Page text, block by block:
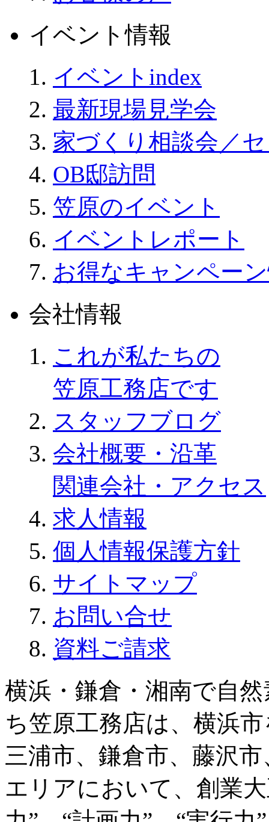
イベント情報
イベントindex
最新現場見学会
家づくり相談会／
OB邸訪問
笠原のイベント
イベントレポート
お得なキャンペー
会社情報
これが私たちの
笠原工務店です
スタッフブログ
会社概要・沿革
関連会社・アクセス
求人情報
個人情報保護方針
サイトマップ
お問い合せ
資料ご請求
横浜・鎌倉・湘南で自
ち笠原工務店は、横浜
三浦市、鎌倉市、藤沢
エリアにおいて、創業